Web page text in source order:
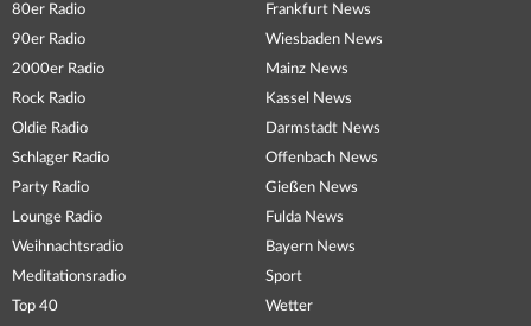
80er Radio
90er Radio
2000er Radio
Rock Radio
Oldie Radio
Schlager Radio
Party Radio
Lounge Radio
Weihnachtsradio
Meditationsradio
Top 40
Frankfurt News
Wiesbaden News
Mainz News
Kassel News
Darmstadt News
Offenbach News
Gießen News
Fulda News
Bayern News
Sport
Wetter